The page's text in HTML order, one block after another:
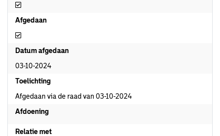
Commissieadvies
Afgedaan
Afgedaan
Datum afgedaan
03-10-2024
Toelichting
Afgedaan via de raad van 03-10-2024
Afdoening
Relatie met